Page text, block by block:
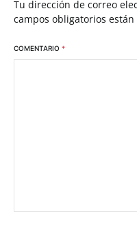
Tu dirección de correo
campos obligatorios están
COMENTARIO *